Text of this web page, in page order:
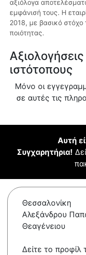
αξιόλογα
εμφάνισή τους. Η
2018, με βασικό
ποιότητας.
ιστότοπους
Μόνο οι
σε αυτές τις
Αυτή
Συγχαρητήρια!
Θεσσαλονίκη
Αλεξάνδρου
Θεαγένειου
Δείτε το προφίλ